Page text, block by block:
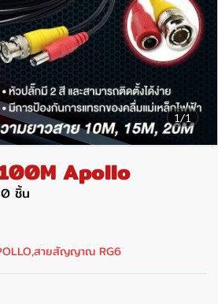
1/1
Apollo
ชิ้น
,สายสัญญาณ RG6